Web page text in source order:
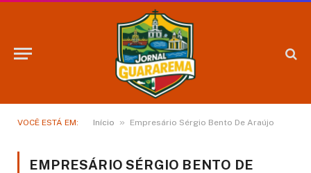
VOCÊ ESTÁ EM: Início » Empresário Sérgio Bento De Araújo
EMPRESÁRIO SÉRGIO BENTO DE